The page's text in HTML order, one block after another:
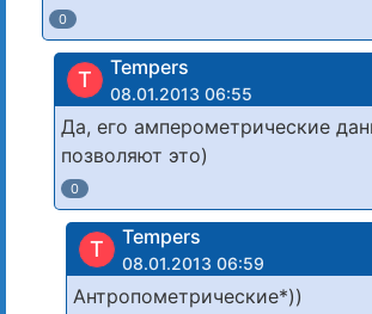
0
T Tempers
08.01.2013 06:55
Да, его амперометрические
позволяют это)
0
T Tempers
08.01.2013 06:59
Антропометрические*))